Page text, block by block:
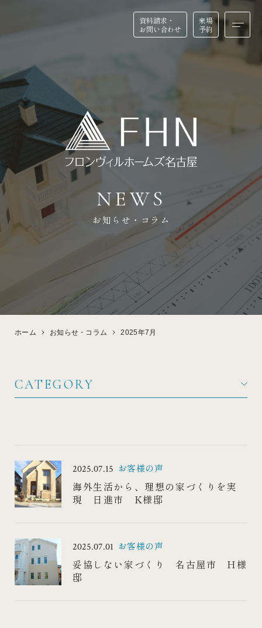
資料請求・
お問い合わせ
来場
予約
資料請求・
お問い合わせ
来場
予約
BUSINESS
FEATURE
私たちの特徴
REFORM
リフォーム・リノベーション
デザイン・性能
EVENT
見学会・イベント情報
WHITE BRICK ABOUT
WORKS
施工事例
NEWS
お知らせ・コラム
ホーム お知らせ・コラム 2025年7月
CATEGORY
2025.07.15 お客様の声
海外生活から、理想の家づくりを実
現 日進市 K様邸
2025.07.01 お客様の声
妥協しない家づくり 名古屋市 H様
邸